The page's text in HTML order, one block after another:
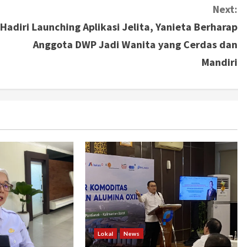
Next:
Hadiri Launching Aplikasi Jelita, Yanieta Berharap
Anggota DWP Jadi Wanita yang Cerdas dan
Mandiri
Lokal News